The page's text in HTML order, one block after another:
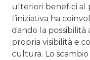
ulteriori benefici al
l’iniziativa ha
dando la possibilità
propria visibilità e
cultura. Lo